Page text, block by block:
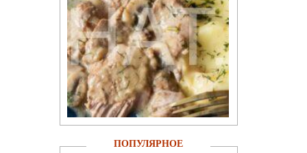
ПОПУЛЯРНОЕ